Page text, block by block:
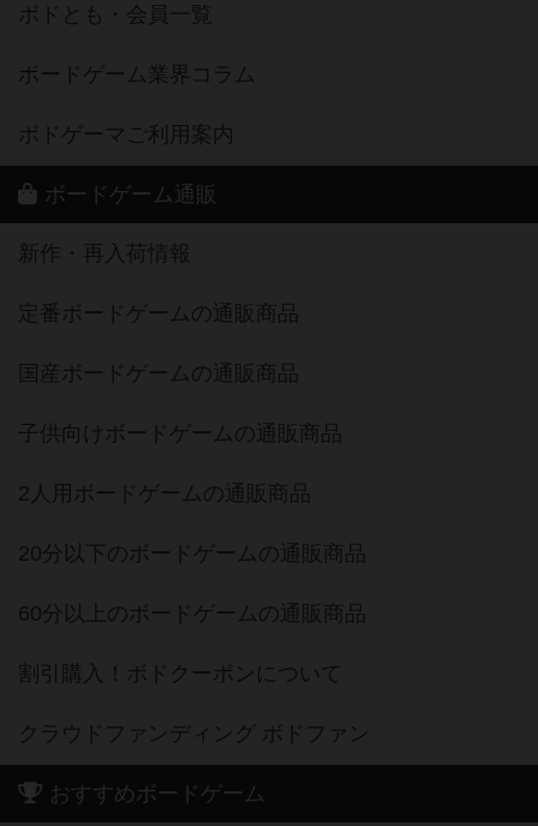
ボドとも・会員一覧
ボードゲーム業界コラム
ボドゲーマご利用案内
ボードゲーム通販
新作・再入荷情報
定番ボードゲームの通販商品
国産ボードゲームの通販商品
子供向けボードゲームの通販商品
2人用ボードゲームの通販商品
20分以下のボードゲームの通販商品
60分以上のボードゲームの通販商品
割引購入！ボドクーポンについて
クラウドファンディング ボドファン
おすすめボードゲーム